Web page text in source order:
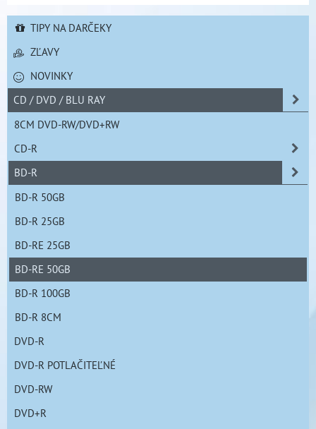
TIPY NA DARČEKY
ZĽAVY
NOVINKY
CD / DVD / BLU RAY
8CM DVD-RW/DVD+RW
CD-R
BD-R
BD-R 50GB
BD-R 25GB
BD-RE 25GB
BD-RE 50GB
BD-R 100GB
BD-R 8CM
DVD-R
DVD-R POTLAČITEĽNÉ
DVD-RW
DVD+R